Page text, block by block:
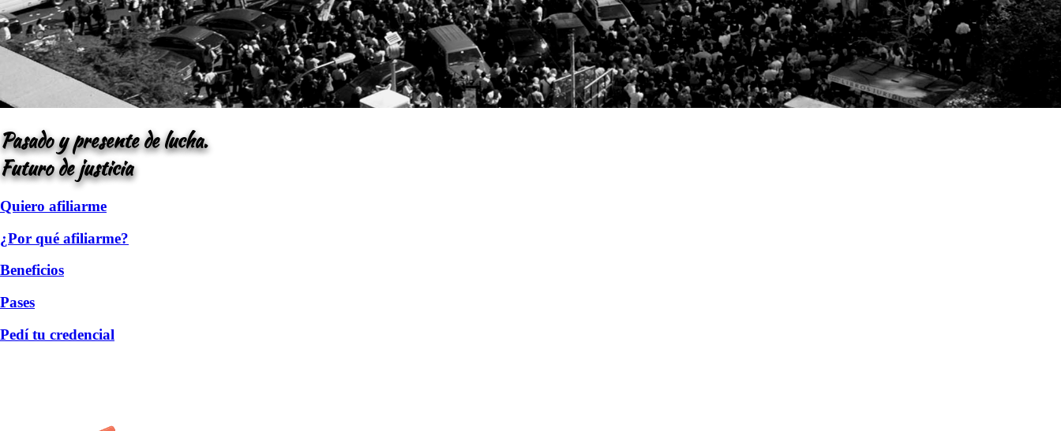
Pasado y presente de lucha.
Futuro de justicia
Quiero afiliarme
¿Por qué afiliarme?
Beneficios
Pases
Pedí tu credencial